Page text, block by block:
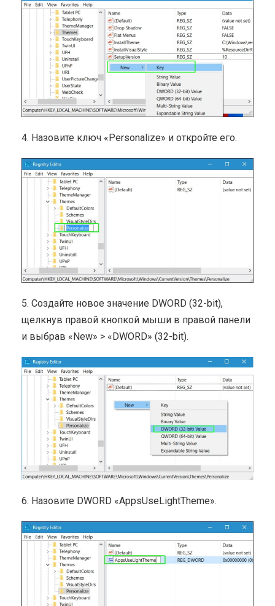
4. Назовите ключ «Personalize» и откройте его.
5. Создайте новое значение DWORD (32-bit),
щелкнув правой кнопкой мыши в правой панели
и выбрав «New» > «DWORD» (32-bit).
6. Назовите DWORD «AppsUseLightTheme».